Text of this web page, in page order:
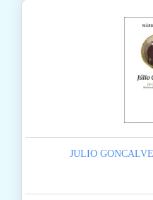
JULIO